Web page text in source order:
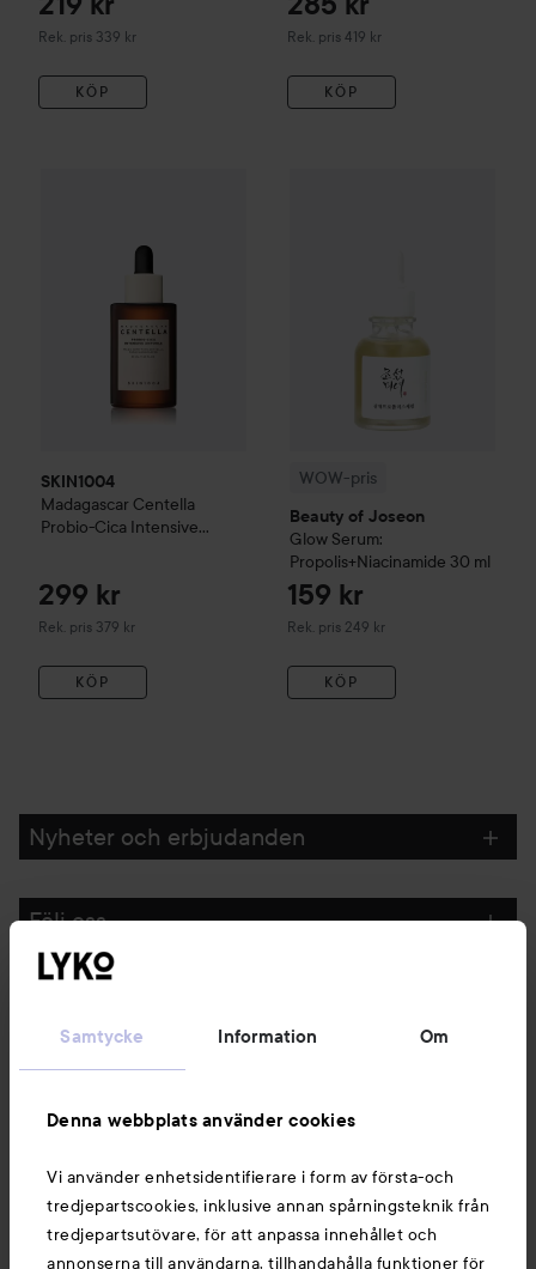
Samtycke Information Om
Denna webbplats använder cookies
Vi använder enhetsidentifierare i form av första-och
tredjepartscookies, inklusive annan spårningsteknik från
tredjepartsutövare, för att anpassa innehållet och
annonserna till användarna, tillhandahålla funktioner för
Rek. pris 339 kr
Rekommenderat pris 339 kr
KÖP
Rek. pris 419 kr
Rekommenderat pris 419 kr
KÖP
SKIN1004
Madagascar Centella
Probio-Cica Intensive
299 kr
Rek. pris 379 kr
Rekommenderat pris 379 kr
KÖP
WOW-pris
Beauty of Joseon
Glow Serum:
Propolis+Niacinamide 30 ml
159 kr
Rek. pris 249 kr
Rekommenderat pris 249 kr
KÖP
Nyheter och erbjudanden
Följ oss
Du kanske också gillar